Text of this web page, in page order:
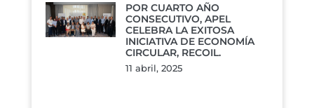
POR CUARTO AÑO
CONSECUTIVO, APEL
CELEBRA LA EXITOSA
INICIATIVA DE ECONOMÍA
CIRCULAR, RECOIL.
11 abril, 2025